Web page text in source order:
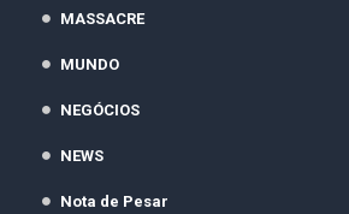
MASSACRE
MUNDO
NEGÓCIOS
NEWS
Nota de Pesar